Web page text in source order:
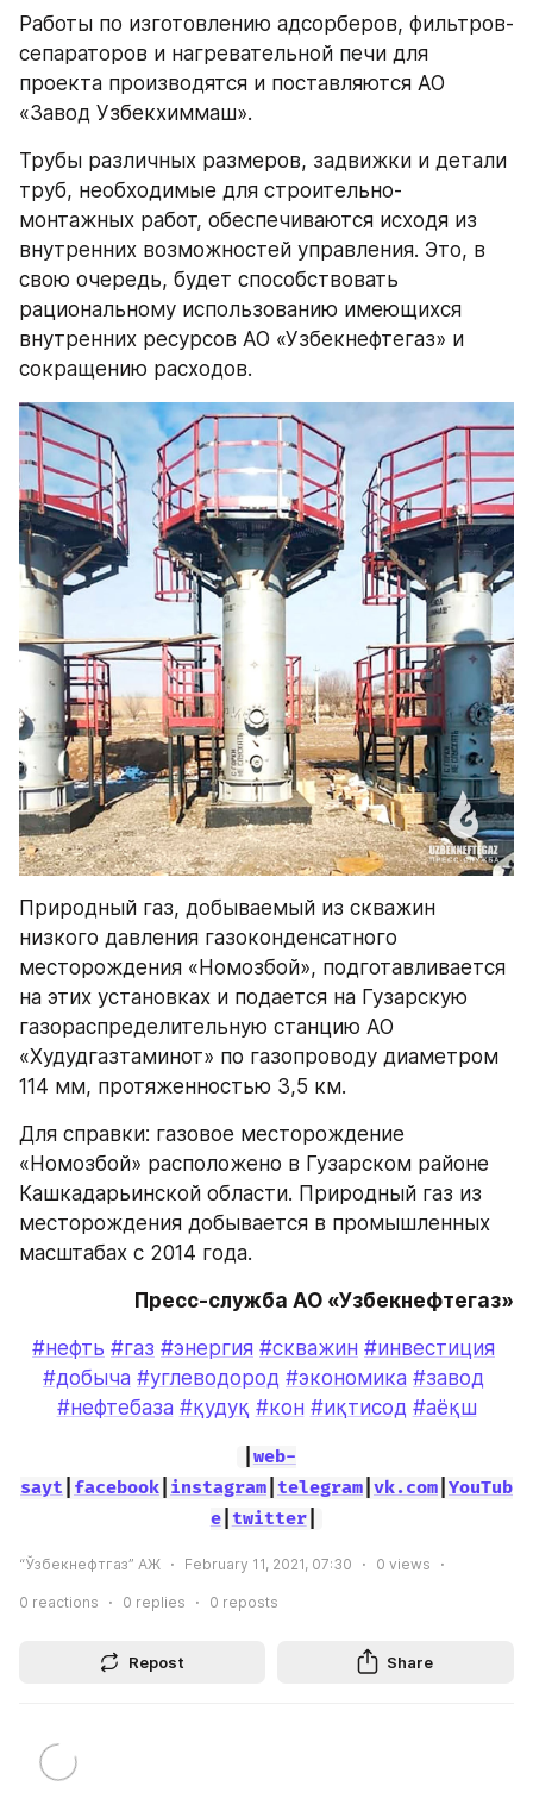
Работы по изготовлению адсорберов, фильтров-
сепараторов и нагревательной печи для
проекта производятся и поставляются АО
«Завод Узбекхиммаш».
Трубы различных размеров, задвижки и детали
труб, необходимые для строительно-
монтажных работ, обеспечиваются исходя из
внутренних возможностей управления. Это, в
свою очередь, будет способствовать
рациональному использованию имеющихся
внутренних ресурсов АО «Узбекнефтегаз» и
сокращению расходов.
Природный газ, добываемый из скважин
низкого давления газоконденсатного
месторождения «Номозбой», подготавливается
на этих установках и подается на Гузарскую
газораспределительную станцию АО
«Худудгазтаминот» по газопроводу диаметром
114 мм, протяженностью 3,5 км.
Для справки: газовое месторождение
«Номозбой» расположено в Гузарском районе
Кашкадарьинской области. Природный газ из
месторождения добывается в промышленных
масштабах с 2014 года.
Пресс-служба АО «Узбекнефтегаз»
#нефть #газ #энергия #скважин #инвестиция
#добыча #углеводород #экономика #завод
#нефтебаза #қудуқ #кон #иқтисод #аёқш
web-
sayt facebook instagram telegram vk.com YouTub
e| twitter|
“Ўзбекнефтгаз” АЖ February 11, 2021, 07:30 0 views
0 reactions 0 replies 0 reposts
Repost Share